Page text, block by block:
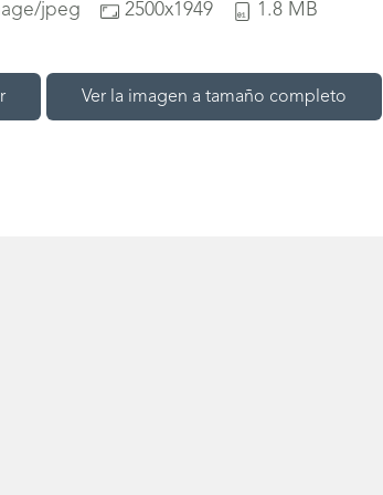
jpeg 2500x1949 1.8 MB
Ver la imagen a tamaño completo